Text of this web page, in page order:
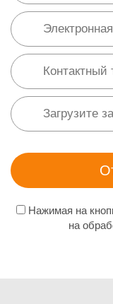
Нажимая на
на